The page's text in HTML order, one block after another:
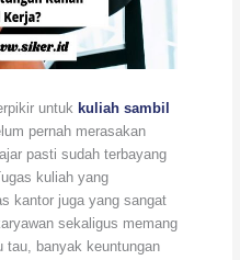
untuk kuliah sambil
pernah merasakan
pasti sudah terbayang
kuliah yang
kantor juga yang sangat
sekaligus memang
tau, banyak keuntungan